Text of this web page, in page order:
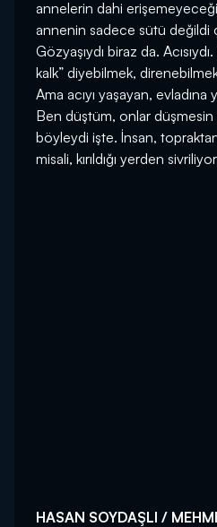
annelerin dahi
annenin sadece sütü değildi
Gözyaşıydı biraz da.
kalk” diyebilmek,
Ama acıyı yaşayan,
Ben düştüm, onlar
böyleydi işte. İnsan,
misali, kırıldığı yerden
HASAN SOYDAŞLI /